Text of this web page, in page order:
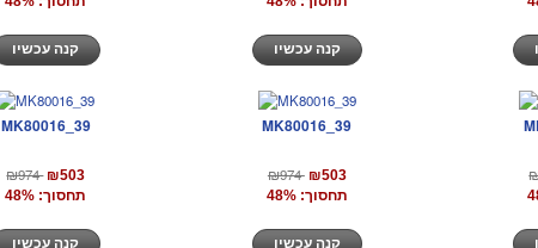
קנה עכשיו
MK80016_39
₪974 ₪503
תחסוך: 48%
MK80016_39
₪974 ₪503
תחסוך: 48%
קנה עכשיו